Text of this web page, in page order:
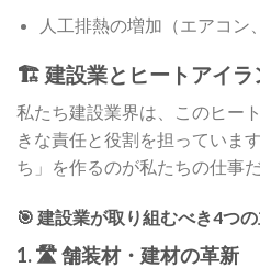
人工排熱の増加（エアコン
🏗️ 建設業とヒートアイラ
私たち建設業界は、このヒー
きな責任と役割を担っていま
ち」を作るのが私たちの仕事だ
🎯 建設業が取り組むべき4つ
1. 🛣️ 舗装材・建材の革新